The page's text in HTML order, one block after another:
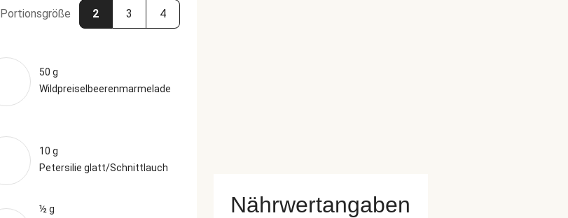
Portionsgröße 2 3 4
50 g
Wildpreiselbeerenmarmelade
10 g
Petersilie glatt/Schnittlauch
½ g
Nährwertangaben